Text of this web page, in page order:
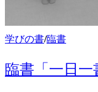
学びの書/臨書
臨書「一日